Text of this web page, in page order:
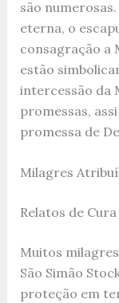
são
eterna, o
consagração a
estão
intercessão da
promessas,
promessa de
Milagres
Relatos de Cura
Muitos
São Simão
proteção em